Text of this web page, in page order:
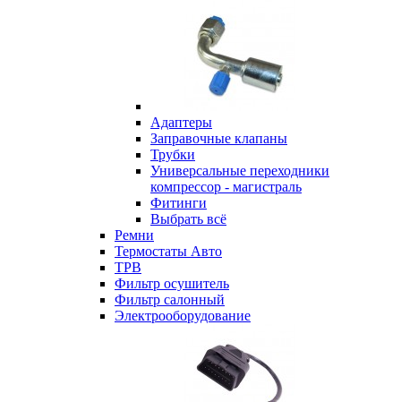
Адаптеры
Заправочные клапаны
Трубки
Универсальные переходники
компрессор - магистраль
Фитинги
Выбрать всё
Ремни
Термостаты Авто
ТРВ
Фильтр осушитель
Фильтр салонный
Электрооборудование